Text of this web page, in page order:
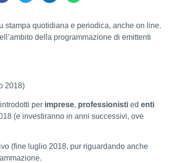
quotidiana e periodica, anche on line.
della programmazione di emittenti
2018)
per imprese, professionisti ed enti
(e investiranno in anni successivi, ove
(fine luglio 2018, pur riguardando anche